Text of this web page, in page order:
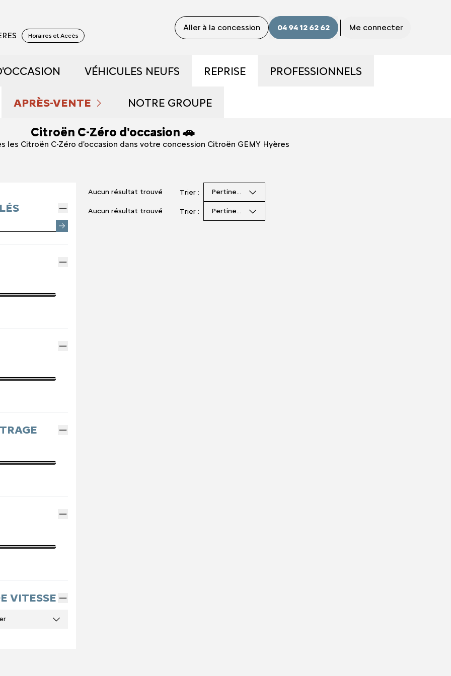
Horaires et Accès
Aller à la concession 04 94 12 62 62 Me connecter
DÉMONSTRATION
SPOTICAR
VÉHICULES NEUFS
DÉCOUVREZ NOTRE GAMME
RÉSERVEZ UN ESSAI
DÉCOUVREZ L'HYBRIDE
REPRISE PROFESSIONNELS
APRÈS-VENTE
PRENDRE RENDEZ-VOUS
ENTRETIEN ET RÉPARATIONS
ENTRETIEN VÉHICULE ÉLECTRIQUE
ENTRETIEN VÉHICULE HYBRIDE
MÉCANIQUE ET CARROSSERIE
NOTRE GROUPE
QUI SOMMES NOUS ?
NOS ACTUALITÉS
Citroën C-Zéro d'occasion 🚗
les Citroën C-Zéro d'occasion dans votre concession Citroën GEMY Hyères
VITESSE
Aucun résultat trouvé Trier : Pertinence
Aucun résultat trouvé Trier : Pertinence